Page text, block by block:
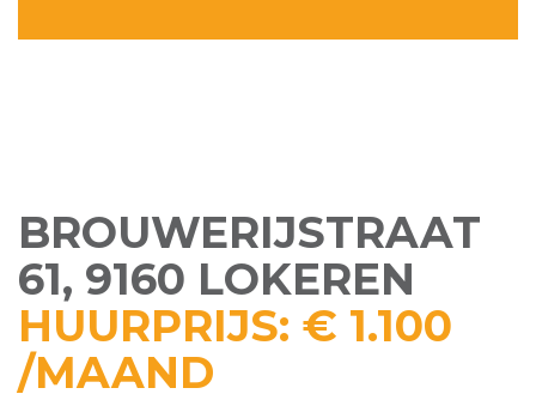
BROUWERIJSTRAAT
61, 9160 LOKEREN
HUURPRIJS: € 1.100
/MAAND